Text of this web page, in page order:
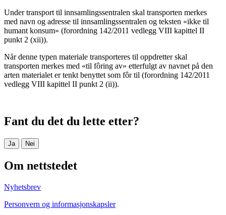
Under transport til innsamlingssentralen skal transporten merkes
med navn og adresse til innsamlingssentralen og teksten «ikke til
humant konsum» (forordning 142/2011 vedlegg VIII kapittel II
punkt 2 (xii)).
Når denne typen materiale transporteres til oppdretter skal
transporten merkes med «til fôring av» etterfulgt av navnet på den
arten materialet er tenkt benyttet som fôr til (forordning 142/2011
vedlegg VIII kapittel II punkt 2 (ii)).
Fant du det du lette etter?
Ja Nei
Om nettstedet
Nyhetsbrev
Personvern og informasjonskapsler